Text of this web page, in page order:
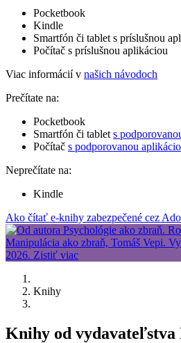
Pocketbook
Kindle
Smartfón či tablet s príslušnou
Počítač s príslušnou aplikáciou
Viac informácií v našich návodoch
Prečítate na:
Pocketbook
Smartfón či tablet s
Počítač s podporovanou
Neprečítate na:
Kindle
Ako čítať e-knihy zabezpečené cez
Knihy
Knihy od vydavateľstva